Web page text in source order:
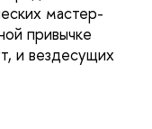
мастер-
привычке
и вездесущих